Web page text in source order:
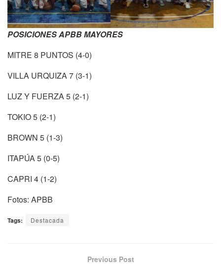
POSICIONES APBB MAYORES
MITRE 8 PUNTOS (4-0)
VILLA URQUIZA 7 (3-1)
LUZ Y FUERZA 5 (2-1)
TOKIO 5 (2-1)
BROWN 5 (1-3)
ITAPÚA 5 (0-5)
CAPRI 4 (1-2)
Fotos: APBB
Tags: Destacada
Previous Post